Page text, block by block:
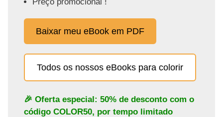
Baixar meu eBook em PDF
Todos os nossos eBooks para colorir
🎉 Oferta especial: 50% de desconto com o
código COLOR50, por tempo limitado